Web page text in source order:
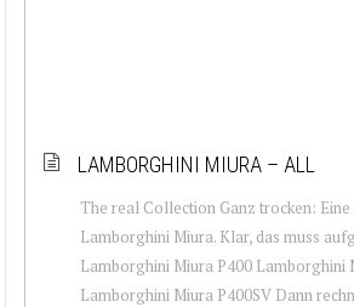
LAMBORGHINI MIURA – ALL
The real Collection Ganz trocken:
Lamborghini Miura. Klar, das muss
Lamborghini Miura P400 Lamborghini
Lamborghini Miura P400SV Dann